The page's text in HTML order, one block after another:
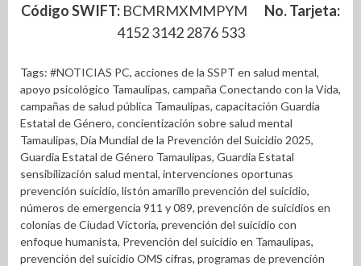
Código SWIFT: BCMRMXMMPYM No. Tarjeta:
4152 3142 2876 533
Tags: #NOTICIAS PC, acciones de la SSPT en salud mental,
apoyo psicológico Tamaulipas, campaña Conectando con la Vida,
campañas de salud pública Tamaulipas, capacitación Guardia
Estatal de Género, concientización sobre salud mental
Tamaulipas, Día Mundial de la Prevención del Suicidio 2025,
Guardia Estatal de Género Tamaulipas, Guardia Estatal
sensibilización salud mental, intervenciones oportunas
prevención suicidio, listón amarillo prevención del suicidio,
números de emergencia 911 y 089, prevención de suicidios en
colonias de Ciudad Victoria, prevención del suicidio con
enfoque humanista, Prevención del suicidio en Tamaulipas,
prevención del suicidio OMS cifras, programas de prevención